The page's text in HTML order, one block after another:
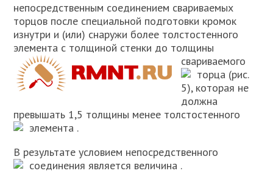
непосредственным соединением свариваемых
торцов после специальной подготовки кромок
изнутри и (или) снаружи более толстостенного
элемента с толщиной стенки до толщины
свариваемого
торца (рис.
5), которая не
должна
превышать 1,5 толщины менее толстостенного
элемента .
В результате условием непосредственного
соединения является величина .